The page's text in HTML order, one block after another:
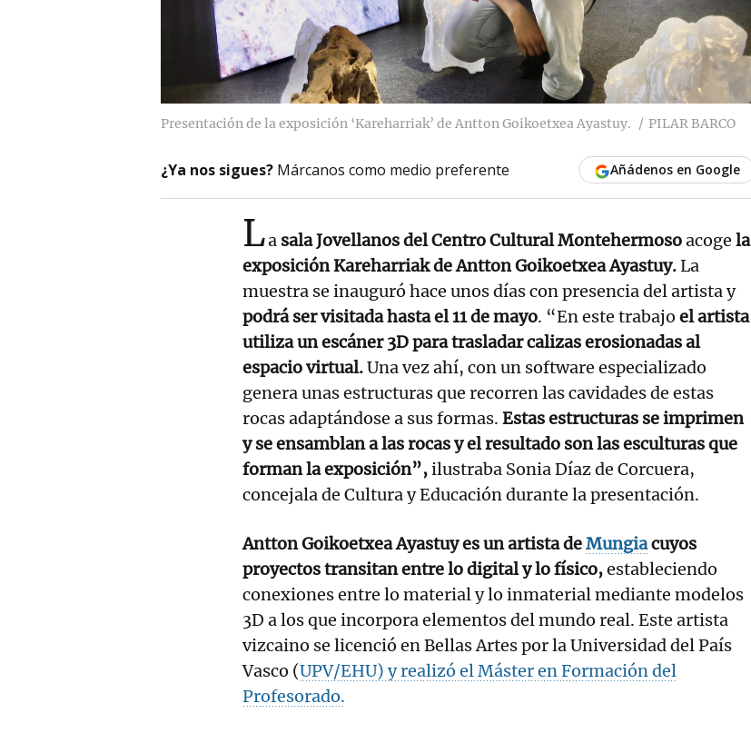
Presentación de la exposición ‘Kareharriak’ de Antton Goikoetxea Ayastuy. PILAR BARCO
¿Ya nos sigues? Márcanos como medio preferente Añádenos en Google
La sala Jovellanos del Centro Cultural Montehermosoacoge la
exposición Kareharriak de Antton Goikoetxea Ayastuy.La
muestra se inauguró hace unos días con presencia del artista y
podrá ser visitada hasta el 11 de mayo. “En este trabajo el artista
utiliza un escáner 3D para trasladar calizas erosionadas al
espacio virtual.Una vez ahí, con un software especializado
genera unas estructuras que recorren las cavidades de estas
rocas adaptándose a sus formas. Estas estructuras se imprimen
y se ensamblan a las rocas y el resultado son las esculturas que
forman la exposición”,ilustraba Sonia Díaz de Corcuera,
concejala de Cultura y Educación durante la presentación.
Antton Goikoetxea Ayastuy es un artista deMungiacuyos
proyectos transitan entre lo digital y lo físico,estableciendo
conexiones entre lo material y lo inmaterial mediante modelos
3D a los que incorpora elementos del mundo real. Este artista
vizcaino se licenció en Bellas Artes por la Universidad del País
Vasco (UPV/EHU) y realizó el Máster en Formación del
Profesorado.